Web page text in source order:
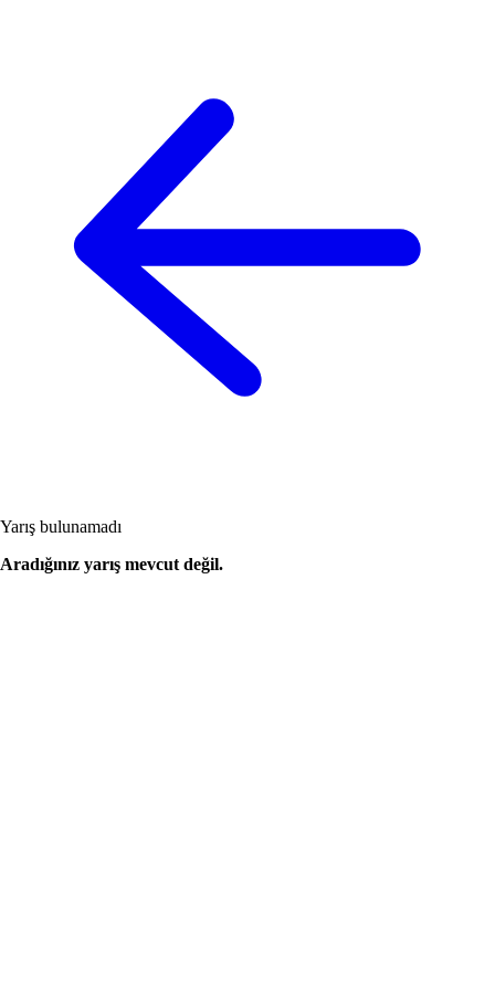
Yarış bulunamadı
Aradığınız yarış mevcut değil.